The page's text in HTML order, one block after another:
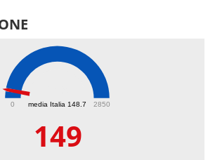
media Italia 148.7
0 2850
149